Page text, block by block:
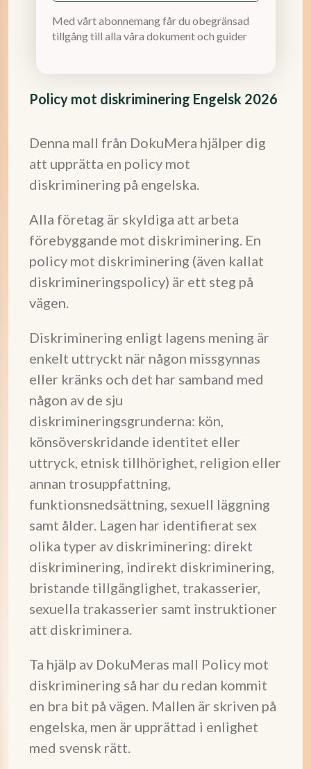
Policy mot diskriminering Engelsk 2026
Denna mall från DokuMera hjälper dig
att upprätta en policy mot
diskriminering på engelska.
Alla företag är skyldiga att arbeta
förebyggande mot diskriminering. En
policy mot diskriminering (även kallat
diskrimineringspolicy) är ett steg på
vägen.
Diskriminering enligt lagens mening är
enkelt uttryckt när någon missgynnas
eller kränks och det har samband med
någon av de sju
diskrimineringsgrunderna: kön,
könsöverskridande identitet eller
uttryck, etnisk tillhörighet, religion eller
annan trosuppfattning,
funktionsnedsättning, sexuell läggning
samt ålder. Lagen har identifierat sex
olika typer av diskriminering: direkt
diskriminering, indirekt diskriminering,
bristande tillgänglighet, trakasserier,
sexuella trakasserier samt instruktioner
att diskriminera.
Ta hjälp av DokuMeras mall Policy mot
diskriminering så har du redan kommit
en bra bit på vägen. Mallen är skriven på
engelska, men är upprättad i enlighet
med svensk rätt.
Med vårt abonnemang får du obegränsad
tillgång till alla våra dokument och guider